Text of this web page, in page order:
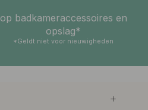
op badkameraccessoires en
opslag*
*Geldt niet voor nieuwigheden